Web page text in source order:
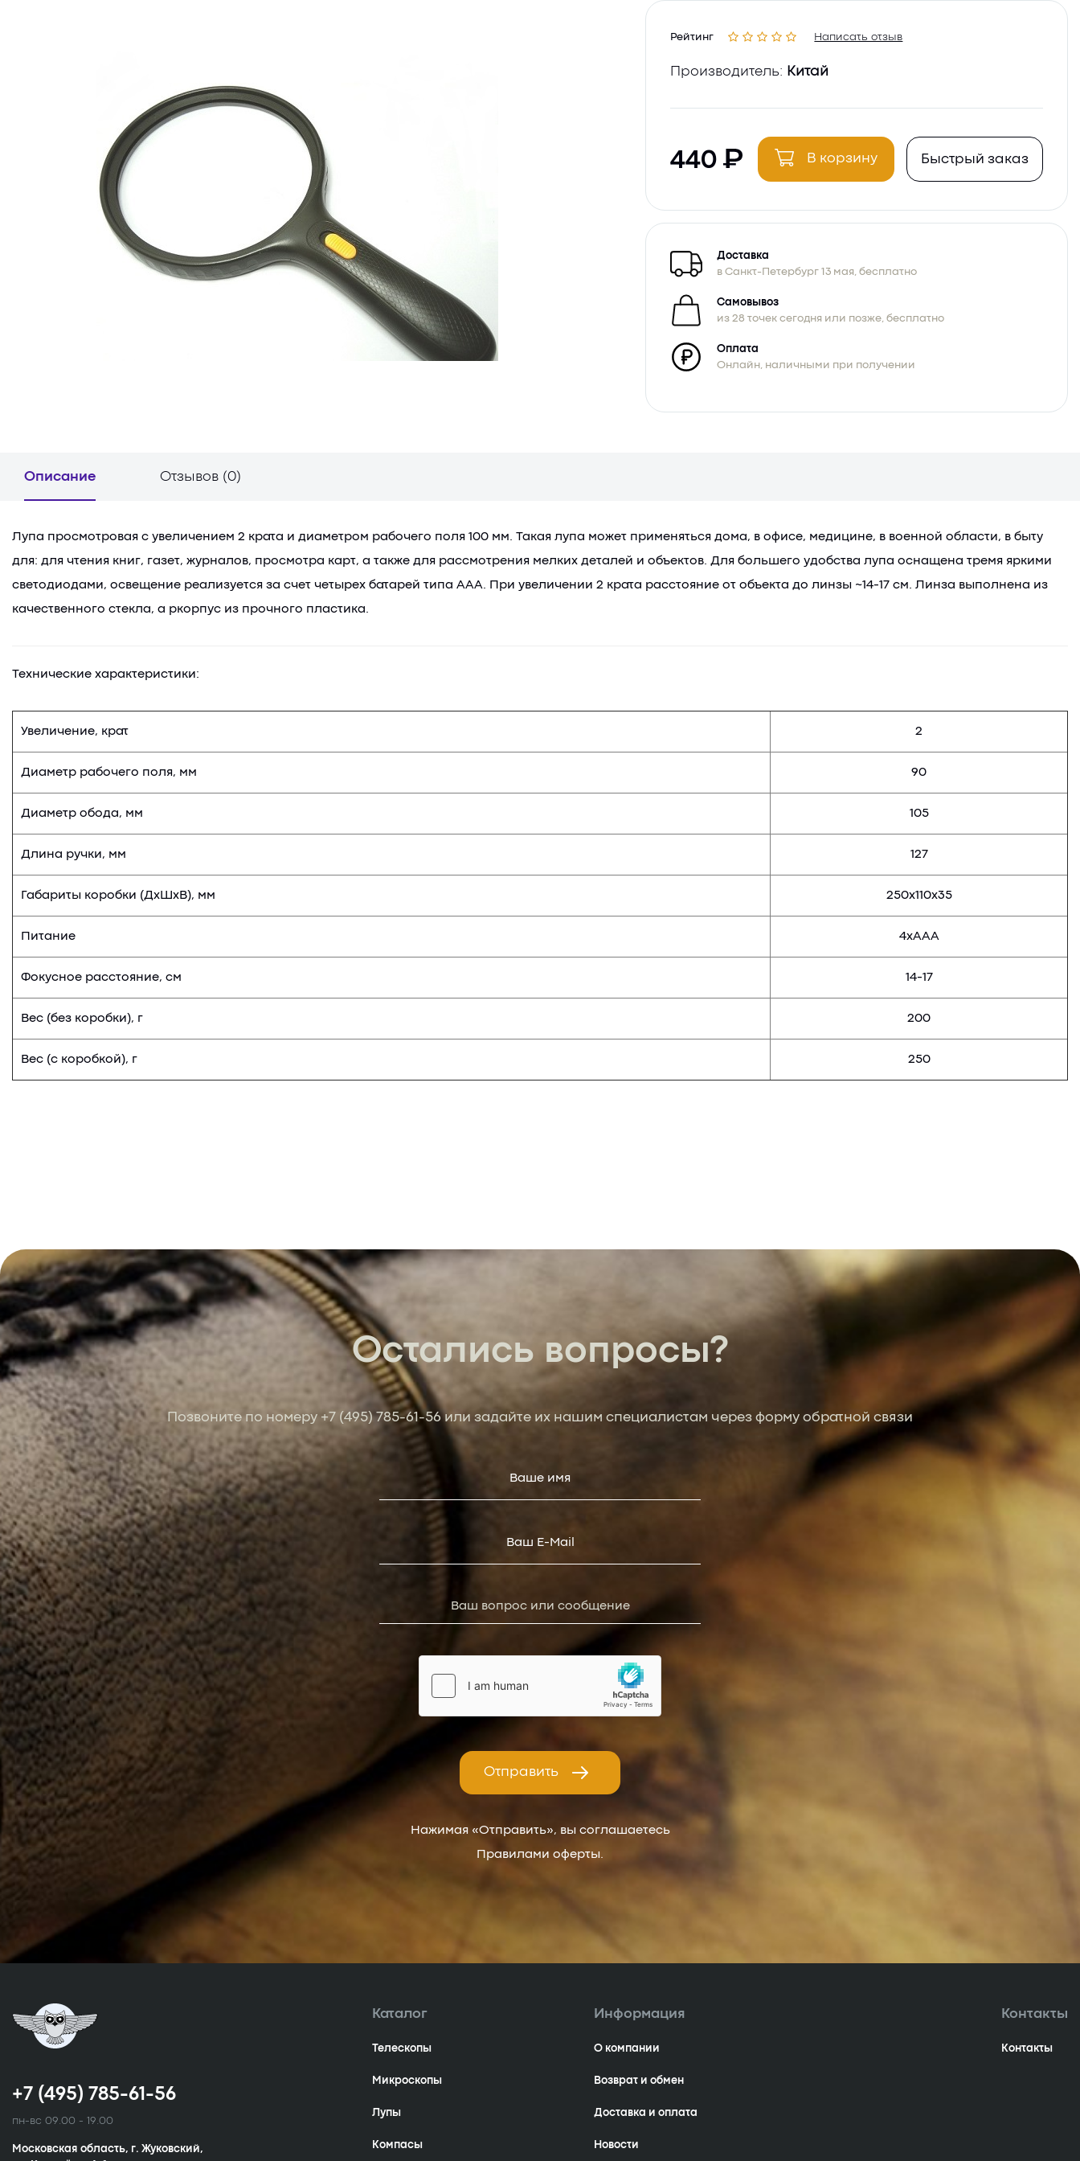
Рейтинг Написать отзыв
Производитель: Китай
440 В корзину Быстрый заказ
Доставка
в Санкт-Петербург 13 мая, бесплатно
Самовывоз
из 28 точек сегодня или позже, бесплатно
Оплата
Онлайн, наличными при получении
Описание Отзывов (0)
Лупа просмотровая с увеличением 2 крата и диаметром рабочего поля 100 мм. Такая лупа может применяться дома, в офисе, медицине, в военной области, в быту
для: для чтения книг, газет, журналов, просмотра карт, а также для рассмотрения мелких деталей и объектов. Для большего удобства лупа оснащена тремя яркими
светодиодами, освещение реализуется за счет четырех батарей типа ААА. При увеличении 2 крата расстояние от объекта до линзы ~14-17 см. Линза выполнена из
качественного стекла, а ркорпус из прочного пластика.
Технические характеристики:
Увеличение, крат 2
Диаметр рабочего поля, мм 90
Диаметр обода, мм 105
Длина ручки, мм 127
Габариты коробки (ДхШхВ), мм 250х110х35
Питание 4хААА
Фокусное расстояние, см 14-17
Вес (без коробки), г 200
Вес (с коробкой), г 250
Остались вопросы?
Позвоните по номеру +7 (495) 785-61-56или задайте их нашим специалистам через форму обратной связи
Отправить
Нажимая «Отправить», вы соглашаетесь
Правилами оферты.
+7 (495) 785-61-56
пн-вс 09.00 - 19.00
Московская область, г. Жуковский,
Каталог
Телескопы
Микроскопы
Лупы
Компасы
Информация
О компании
Возврат и обмен
Доставка и оплата
Новости
Контакты
Контакты